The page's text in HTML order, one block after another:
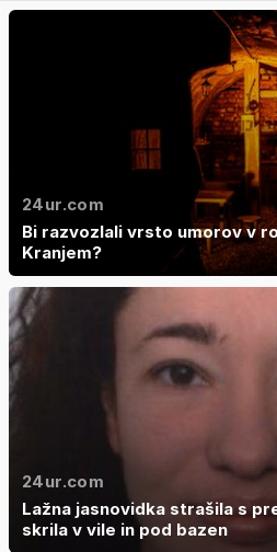
24ur.com
Bi razvozlali vrsto umorov v
Kranjem?
24ur.com
Lažna jasnovidka strašila s
skrila v vile in pod bazen